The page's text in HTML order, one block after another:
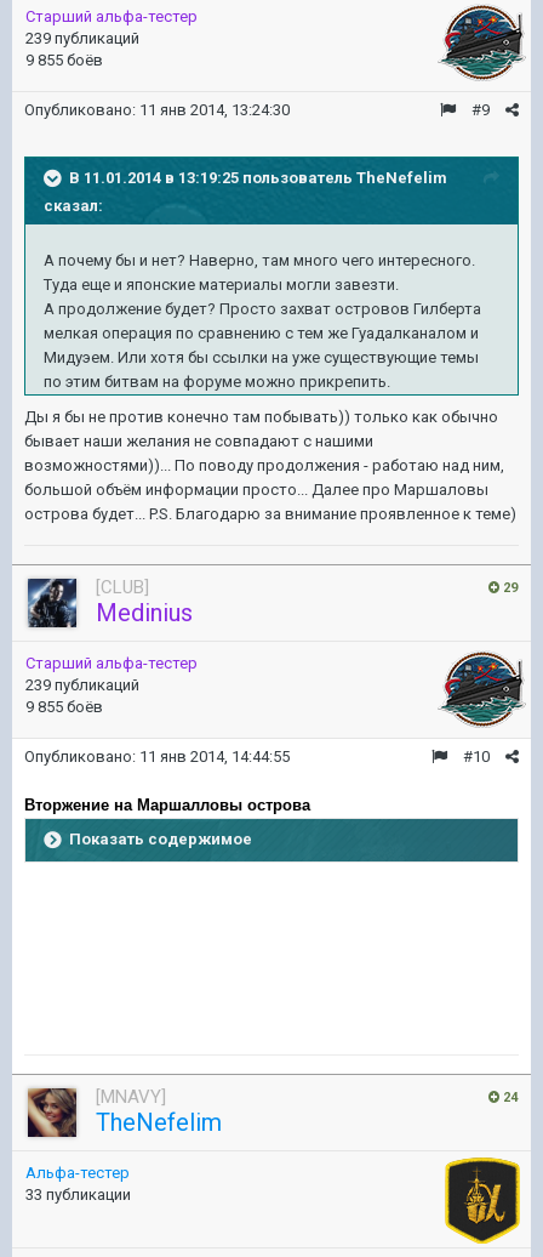
Старший альфа-тестер
239 публикаций
9 855 боёв
#9
Опубликовано: 11 янв 2014, 13:24:30
В 11.01.2014 в 13:19:25 пользователь TheNefelim
сказал:
А почему бы и нет? Наверно, там много чего интересного.
Туда еще и японские материалы могли завезти.
А продолжение будет? Просто захват островов Гилберта
мелкая операция по сравнению с тем же Гуадалканалом и
Мидуэем. Или хотя бы ссылки на уже существующие темы
по этим битвам на форуме можно прикрепить.
Ды я бы не против конечно там побывать)) только как обычно
бывает наши желания не совпадают с нашими
возможностями))... По поводу продолжения - работаю над ним,
большой объём информации просто... Далее про Маршаловы
острова будет... P.S. Благодарю за внимание проявленное к теме)
29
[CLUB]
Medinius
Старший альфа-тестер
239 публикаций
9 855 боёв
#10
Опубликовано: 11 янв 2014, 14:44:55
Вторжение на Маршалловы острова
Показать содержимое
24
[MNAVY]
TheNefelim
Альфа-тестер
33 публикации